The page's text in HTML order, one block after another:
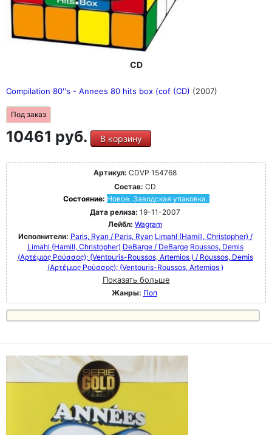
CD
Compilation 80''s - Annees 80 hits box (cof (CD) (2007)
Под заказ
10461 руб. В корзину
Артикул: CDVP 154768
Состав: CD
Состояние: Новое. Заводская упаковка.
Дата релиза: 19-11-2007
Лейбл: Wagram
Исполнители: Paris, Ryan / Paris, Ryan Limahl (Hamill, Christopher) /
Limahl (Hamill, Christopher) DeBarge / DeBarge Roussos, Demis
(Αρτέμιος Ρούσσος); (Ventouris-Roussos, Artemios ) / Roussos, Demis
(Αρτέμιος Ρούσσος); (Ventouris-Roussos, Artemios )
Показать больше
Жанры: Поп